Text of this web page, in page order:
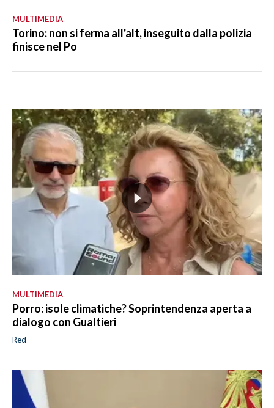
MULTIMEDIA
Torino: non si ferma all'alt, inseguito dalla polizia
finisce nel Po
MULTIMEDIA
Porro: isole climatiche? Soprintendenza aperta a
dialogo con Gualtieri
Red